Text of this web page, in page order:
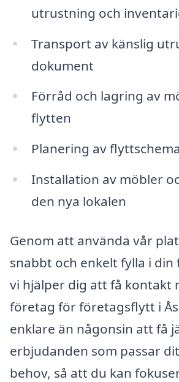
utrustning och
Transport av känslig
dokument
Förråd och lagring av
flytten
Planering av
Installation av möbler
den nya lokalen
Genom att använda vår
snabbt och enkelt fylla i
vi hjälper dig att få kontakt
företag för företagsflytt i
enklare än någonsin att få
erbjudanden som passar
behov, så att du kan